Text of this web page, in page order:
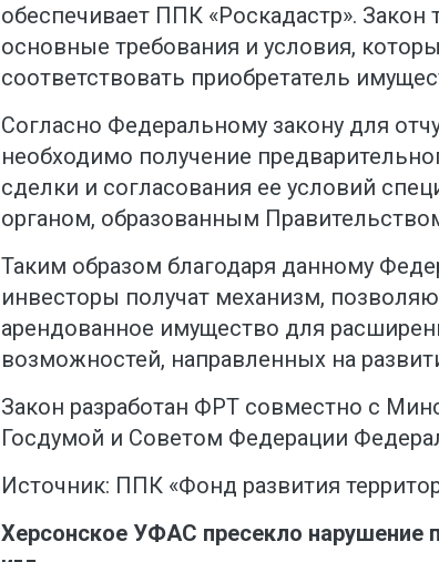
обеспечивает ППК «Роскадастр». Закон
основные требования и условия,
соответствовать приобретатель
Согласно Федеральному закону для
необходимо получение
сделки и согласования ее условий
органом, образованным
Таким образом благодаря данному
инвесторы получат механизм,
арендованное имущество для
возможностей, направленных на
Закон разработан ФРТ совместно с
Госдумой и Советом Федерации
Источник: ППК «Фонд развития
Херсонское УФАС пресекло нарушение